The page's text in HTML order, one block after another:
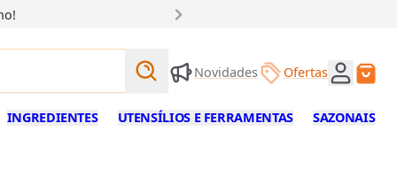
Buscar produtos
Buscar
Novidades Ofertas
INGREDIENTES UTENSÍLIOS E FERRAMENTAS SAZONAIS